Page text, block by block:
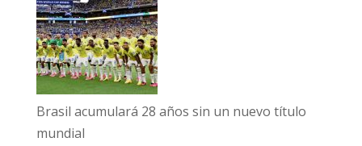
Brasil acumulará 28 años sin un nuevo título
mundial